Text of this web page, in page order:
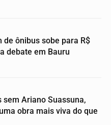
de ônibus sobe para R$
debate em Bauru
sem Ariano Suassuna,
obra mais viva do que